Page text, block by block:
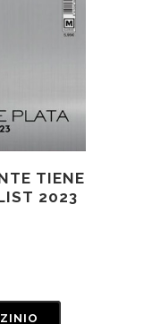
TIENE
2023